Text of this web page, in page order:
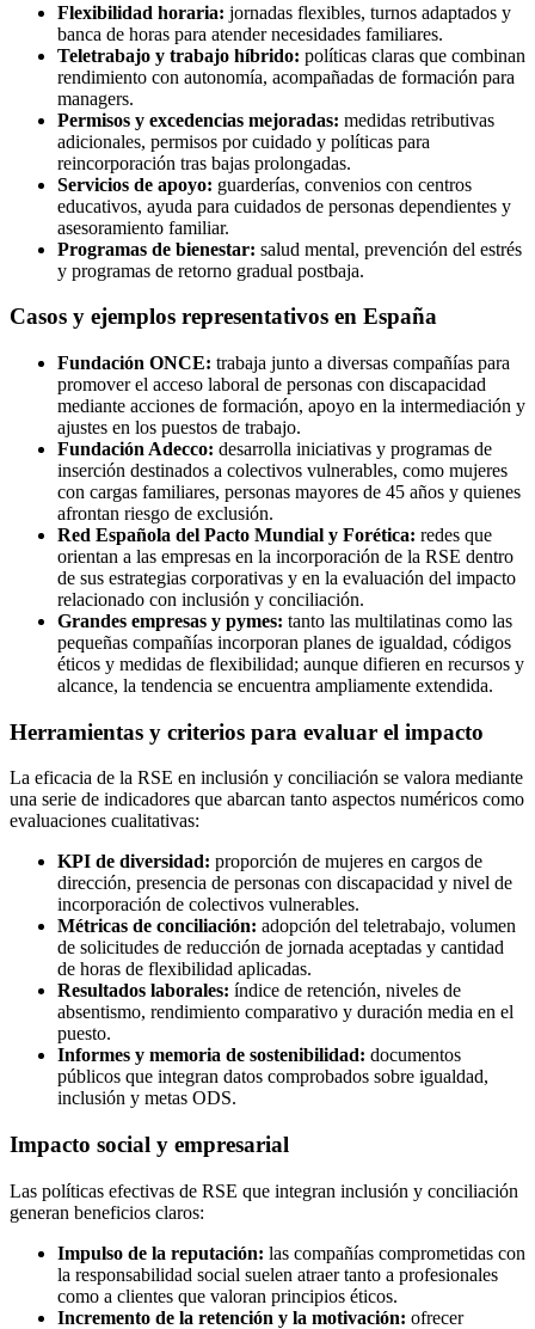
Flexibilidad horaria: jornadas flexibles, turnos adaptados y
banca de horas para atender necesidades familiares.
Teletrabajo y trabajo híbrido: políticas claras que combinan
rendimiento con autonomía, acompañadas de formación para
managers.
Permisos y excedencias mejoradas: medidas retributivas
adicionales, permisos por cuidado y políticas para
reincorporación tras bajas prolongadas.
Servicios de apoyo: guarderías, convenios con centros
educativos, ayuda para cuidados de personas dependientes y
asesoramiento familiar.
Programas de bienestar: salud mental, prevención del estrés
y programas de retorno gradual postbaja.
Casos y ejemplos representativos en España
Fundación ONCE: trabaja junto a diversas compañías para
promover el acceso laboral de personas con discapacidad
mediante acciones de formación, apoyo en la intermediación y
ajustes en los puestos de trabajo.
Fundación Adecco: desarrolla iniciativas y programas de
inserción destinados a colectivos vulnerables, como mujeres
con cargas familiares, personas mayores de 45 años y quienes
afrontan riesgo de exclusión.
Red Española del Pacto Mundial y Forética: redes que
orientan a las empresas en la incorporación de la RSE dentro
de sus estrategias corporativas y en la evaluación del impacto
relacionado con inclusión y conciliación.
Grandes empresas y pymes: tanto las multilatinas como las
pequeñas compañías incorporan planes de igualdad, códigos
éticos y medidas de flexibilidad; aunque difieren en recursos y
alcance, la tendencia se encuentra ampliamente extendida.
Herramientas y criterios para evaluar el impacto
La eficacia de la RSE en inclusión y conciliación se valora mediante
una serie de indicadores que abarcan tanto aspectos numéricos como
evaluaciones cualitativas:
KPI de diversidad: proporción de mujeres en cargos de
dirección, presencia de personas con discapacidad y nivel de
incorporación de colectivos vulnerables.
Métricas de conciliación: adopción del teletrabajo, volumen
de solicitudes de reducción de jornada aceptadas y cantidad
de horas de flexibilidad aplicadas.
Resultados laborales: índice de retención, niveles de
absentismo, rendimiento comparativo y duración media en el
puesto.
Informes y memoria de sostenibilidad: documentos
públicos que integran datos comprobados sobre igualdad,
inclusión y metas ODS.
Impacto social y empresarial
Las políticas efectivas de RSE que integran inclusión y conciliación
generan beneficios claros:
Impulso de la reputación: las compañías comprometidas con
la responsabilidad social suelen atraer tanto a profesionales
como a clientes que valoran principios éticos.
Incremento de la retención y la motivación: ofrecer